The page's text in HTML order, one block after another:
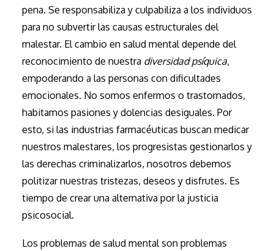
pena. Se responsabiliza y culpabiliza a los individuos
para no subvertir las causas estructurales del
malestar. El cambio en salud mental depende del
reconocimiento de nuestra diversidad psíquica,
empoderando a las personas con dificultades
emocionales. No somos enfermos o trastornados,
habitamos pasiones y dolencias desiguales. Por
esto, si las industrias farmacéuticas buscan medicar
nuestros malestares, los progresistas gestionarlos y
las derechas criminalizarlos, nosotros debemos
politizar nuestras tristezas, deseos y disfrutes. Es
tiempo de crear una alternativa por la justicia
psicosocial.
Los problemas de salud mental son problemas